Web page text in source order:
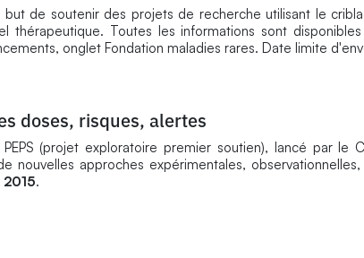
de soutenir des projets de recherche utilisant le
thérapeutique. Toutes les informations sont
onglet Fondation maladies rares. Date limite
doses, risques, alertes
(projet exploratoire premier soutien), lancé par le
nouvelles approches expérimentales,
2015.